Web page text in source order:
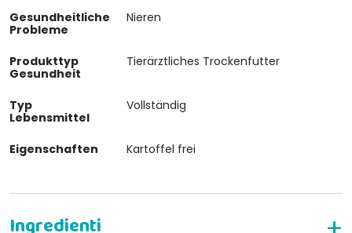
Gesundheitliche
Probleme
Nieren
Produkttyp
Gesundheit
Tierärztliches Trockenfutter
Typ
Lebensmittel
Vollständig
Eigenschaften Kartoffel frei